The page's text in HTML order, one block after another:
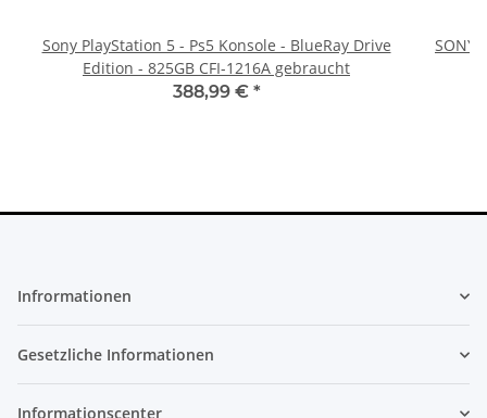
Sony PlayStation 5 - Ps5 Konsole - BlueRay Drive
Edition - 825GB CFI-1216A gebraucht
388,99 € *
SONY
Infrormationen
Gesetzliche Informationen
Informationscenter